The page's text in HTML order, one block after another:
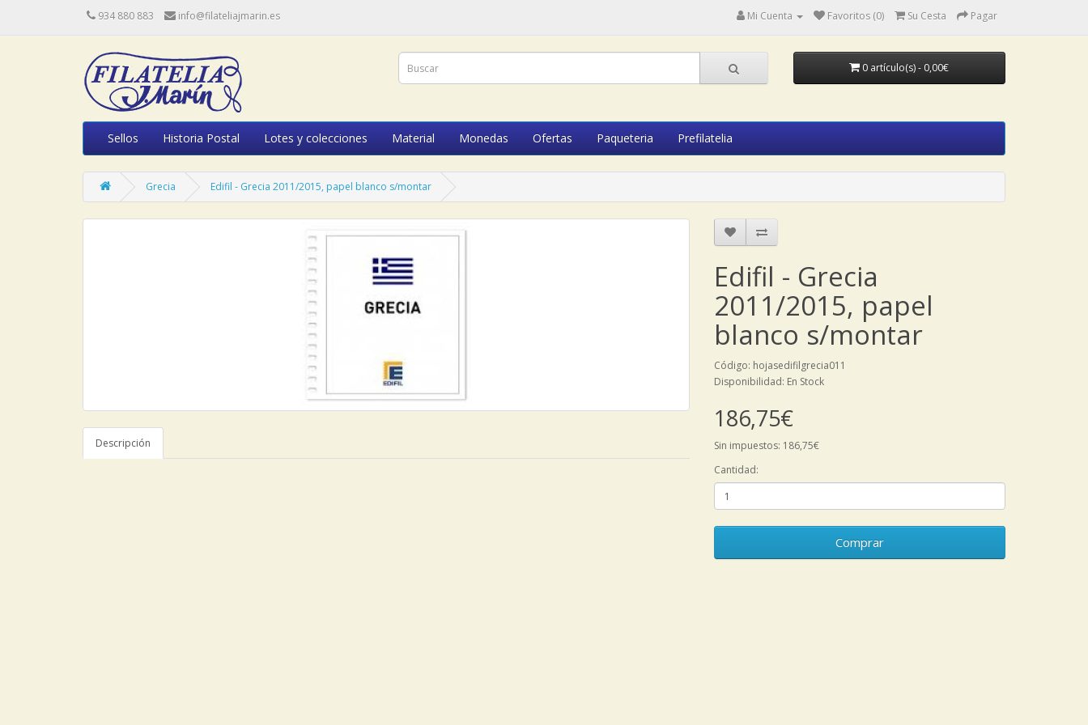
934 880 883 info@filateliajmarin.es Mi Cuenta Favoritos (0) Su Cesta Pagar
0 artículo(s) - 0,00€
Sellos Historia Postal Lotes y colecciones Material Monedas Ofertas Paqueteria Prefilatelia
Grecia Edifil - Grecia 2011/2015, papel blanco s/montar
Descripción
Edifil - Grecia
2011/2015, papel
blanco s/montar
Código: hojasedifilgrecia011
Disponibilidad: En Stock
186,75€
Sin impuestos: 186,75€
Cantidad:
Comprar